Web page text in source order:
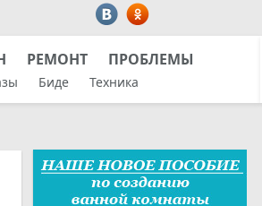
РЕМОНТ ПРОБЛЕМЫ
Биде Техника